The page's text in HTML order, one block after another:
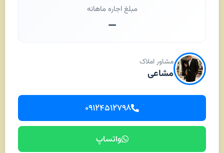
مبلغ اجاره ماهانه
—
مشاور املاک
مشاعی
۰۹۱۲۴۵۱۲۷۹۸
واتساپ